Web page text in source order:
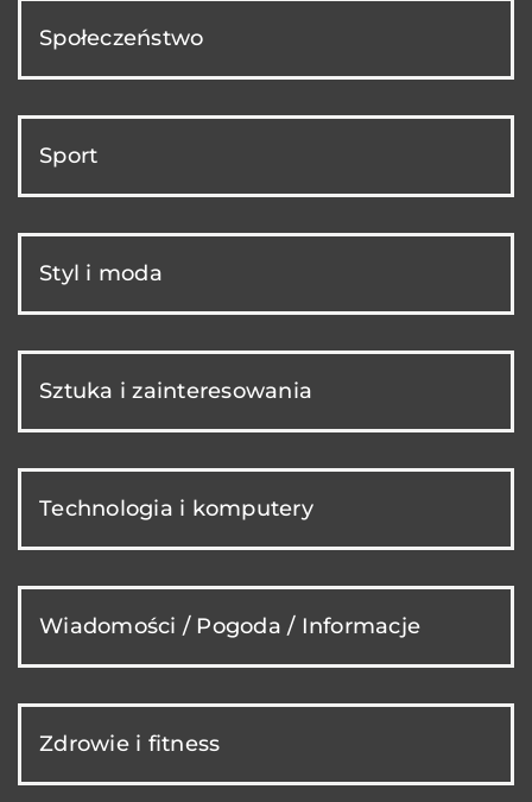
Społeczeństwo
Sport
Styl i moda
Sztuka i zainteresowania
Technologia i komputery
Wiadomości / Pogoda / Informacje
Zdrowie i fitness